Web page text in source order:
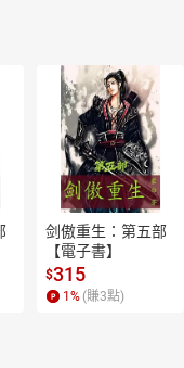
味的粽子。今年各大
味的多樣選擇。喜愛
年這個特別的假期更
剑傲重生：第五部
【電子書】
$315
1 % (賺3點)